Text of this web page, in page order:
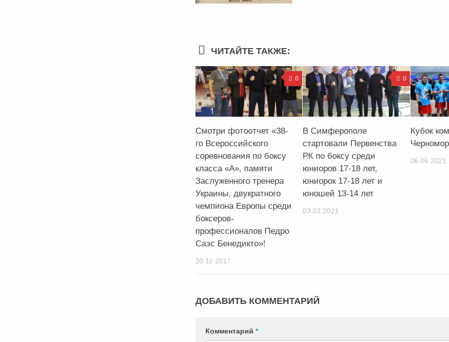
ЧИТАЙТЕ ТАКЖЕ:
0
Смотри фотоотчет «38-
го Всероссийского
соревнования по боксу
класса «А», памяти
Заслуженного тренера
Украины, двукратного
чемпиона Европы среди
боксеров-
профессионалов Педро
Саэс Бенедикто»!
30.11.2017
0
В Симферополе
стартовали Первенства
РК по боксу среди
юниоров 17-18 лет,
юниорок 17-18 лет и
юношей 13-14 лет
03.03.2021
Кубок
06.06.2021
ДОБАВИТЬ КОММЕНТАРИЙ
Комментарий *